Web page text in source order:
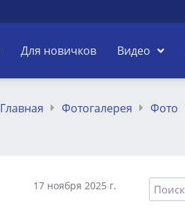
Для новичков Видео
Главная Фотогалерея Фото
17 ноября 2025 г.